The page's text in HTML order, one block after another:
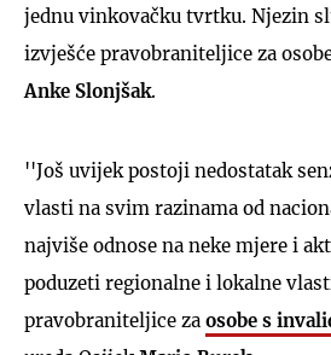
jednu vinkovačku tvrtku. Njezin
izvješće pravobraniteljice za
Anke Slonjšak.
''Još uvijek postoji nedostatak
vlasti na svim razinama od
najviše odnose na neke mjere i
poduzeti regionalne i lokalne
pravobraniteljice za osobe s